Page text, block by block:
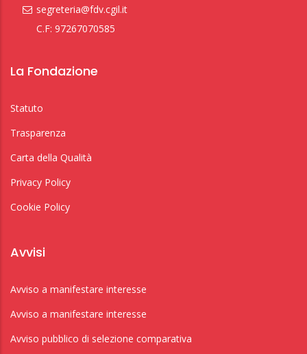
segreteria@fdv.cgil.it
C.F: 97267070585
La Fondazione
Statuto
Trasparenza
Carta della Qualità
Privacy Policy
Cookie Policy
Avvisi
Avviso a manifestare interesse
Avviso a manifestare interesse
Avviso pubblico di selezione comparativa